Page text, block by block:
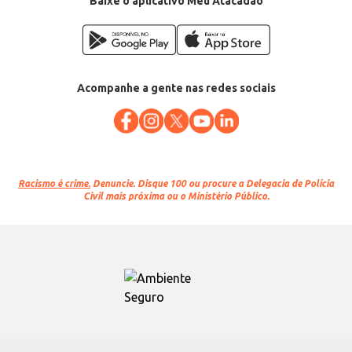
Acompanhe a gente nas redes sociais
Racismo é crime. Denuncie. Disque 100 ou procure a Delegacia de Polícia
Civil mais próxima ou o Ministério Público.